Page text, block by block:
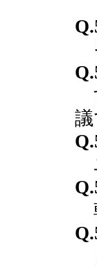
議